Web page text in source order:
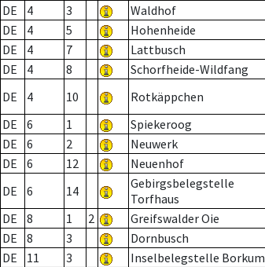
DE
4 3 Waldhof
DE
4 5 Hohenheide
DE
4 7 Lattbusch
DE
4 8 Schorfheide-Wildfang
DE
4 10 Rotkäppchen
DE
6 1 Spiekeroog
DE
6 2 Neuwerk
DE
6 12 Neuenhof
DE
6 14
Gebirgsbelegstelle
Torfhaus
DE
8 1 2 Greifswalder Oie
DE
8 3 Dornbusch
DE
11 3 Inselbelegstelle Borkum